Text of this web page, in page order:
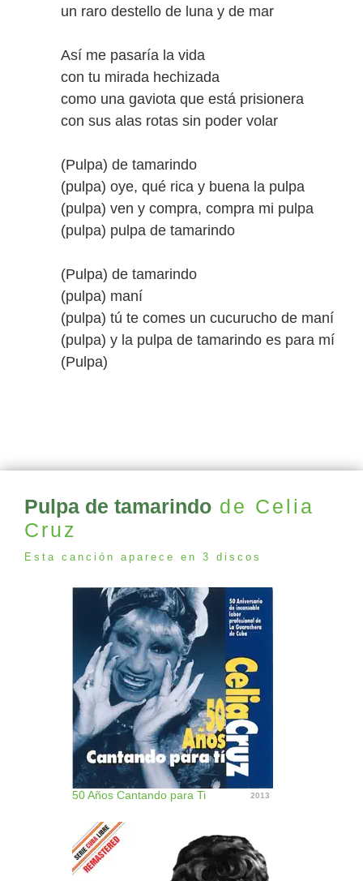
un raro destello de luna y de mar
Así me pasaría la vida
con tu mirada hechizada
como una gaviota que está prisionera
con sus alas rotas sin poder volar
(Pulpa) de tamarindo
(pulpa) oye, qué rica y buena la pulpa
(pulpa) ven y compra, compra mi pulpa
(pulpa) pulpa de tamarindo
(Pulpa) de tamarindo
(pulpa) maní
(pulpa) tú te comes un cucurucho de maní
(pulpa) y la pulpa de tamarindo es para mí
(Pulpa)
Pulpa de tamarindo de Celia
Cruz
Esta canción aparece en 3 discos
50 Años Cantando para Ti 2013